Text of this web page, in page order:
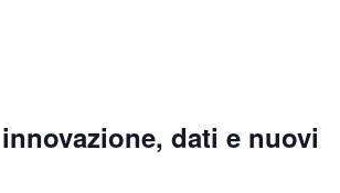
dati e nuovi